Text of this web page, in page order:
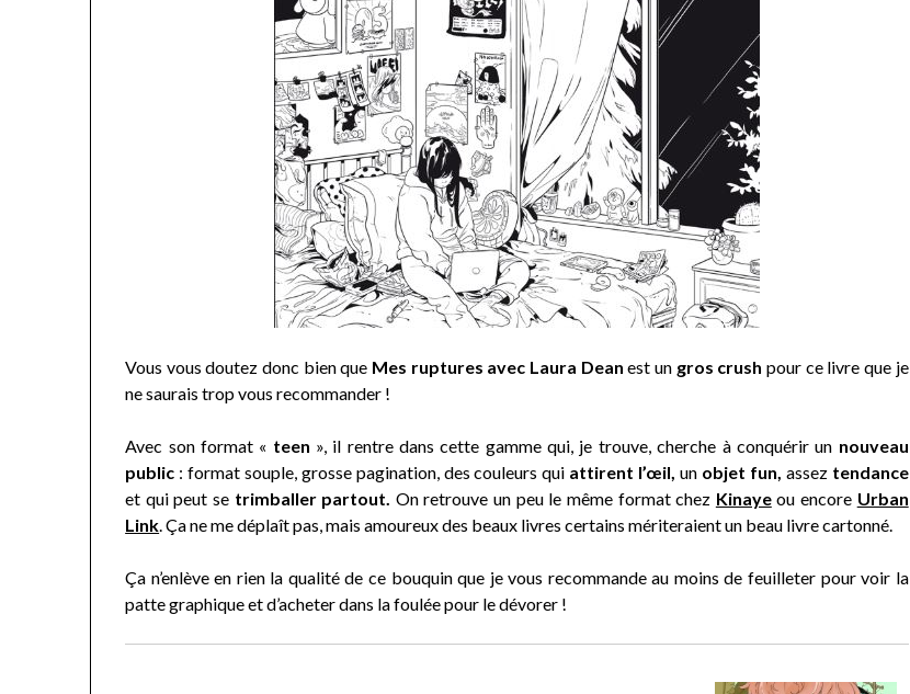
Vous vous doutez donc bien que Mes ruptures avec Laura Dean est un gros crush pour ce livre que je
ne saurais trop vous recommander !
Avec son format « teen », il rentre dans cette gamme qui, je trouve, cherche à conquérir un nouveau
public : format souple, grosse pagination, des couleurs qui attirent l’œil, un objet fun, assez tendance
et qui peut se trimballer partout. On retrouve un peu le même format chez Kinayeou encore Urban
Link . Ça ne me déplaît pas, mais amoureux des beaux livres certains mériteraient un beau livre cartonné.
Ça n’enlève en rien la qualité de ce bouquin que je vous recommande au moins de feuilleter pour voir la
patte graphique et d’acheter dans la foulée pour le dévorer !